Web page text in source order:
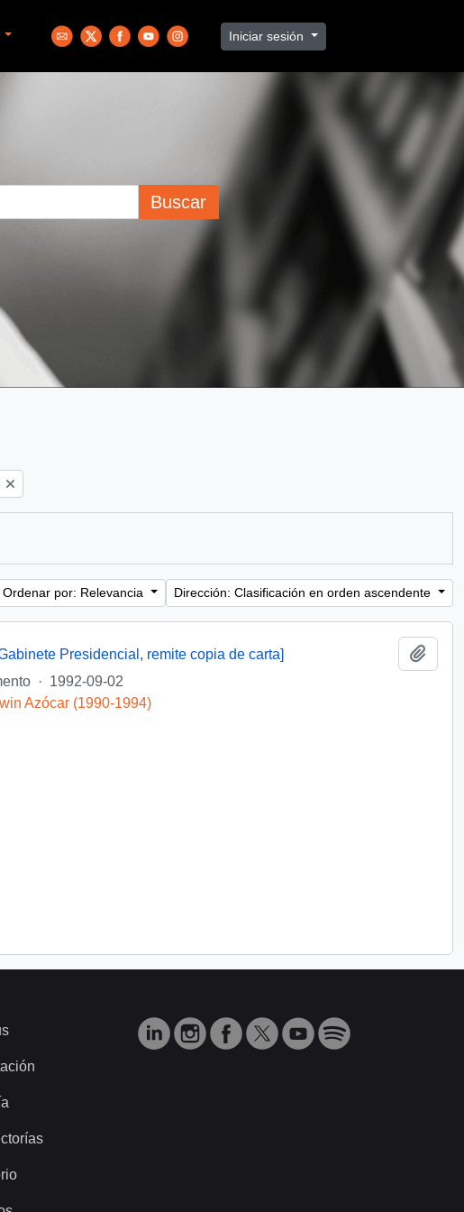
Iniciar sesión
Buscar
Ordenar por: Relevancia Dirección: Clasificación en orden ascendente
Presidencial, remite copia de carta]
· 1992-09-02
Azócar (1990-1994)